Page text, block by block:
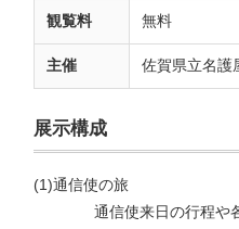
観覧料 無料
主催 佐賀県立名護
展示構成
(1)通信使の旅
通信使来日の行程や各地